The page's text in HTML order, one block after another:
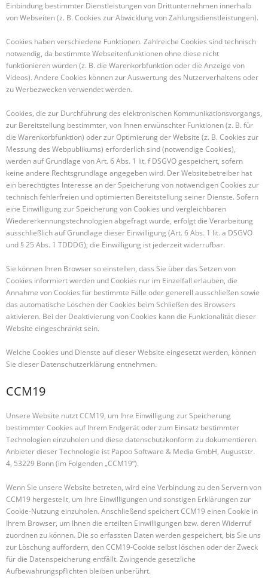
Einbindung bestimmter Dienstleistungen von Drittunternehmen innerhalb
von Webseiten (z. B. Cookies zur Abwicklung von Zahlungsdienstleistungen).
Cookies haben verschiedene Funktionen. Zahlreiche Cookies sind technisch
notwendig, da bestimmte Webseitenfunktionen ohne diese nicht
funktionieren würden (z. B. die Warenkorbfunktion oder die Anzeige von
Videos). Andere Cookies können zur Auswertung des Nutzerverhaltens oder
zu Werbezwecken verwendet werden.
Cookies, die zur Durchführung des elektronischen Kommunikationsvorgangs,
zur Bereitstellung bestimmter, von Ihnen erwünschter Funktionen (z. B. für
die Warenkorbfunktion) oder zur Optimierung der Website (z. B. Cookies zur
Messung des Webpublikums) erforderlich sind (notwendige Cookies),
werden auf Grundlage von Art. 6 Abs. 1 lit. f DSGVO gespeichert, sofern
keine andere Rechtsgrundlage angegeben wird. Der Websitebetreiber hat
ein berechtigtes Interesse an der Speicherung von notwendigen Cookies zur
technisch fehlerfreien und optimierten Bereitstellung seiner Dienste. Sofern
eine Einwilligung zur Speicherung von Cookies und vergleichbaren
Wiedererkennungstechnologien abgefragt wurde, erfolgt die Verarbeitung
ausschließlich auf Grundlage dieser Einwilligung (Art. 6 Abs. 1 lit. a DSGVO
und § 25 Abs. 1 TDDDG); die Einwilligung ist jederzeit widerrufbar.
Sie können Ihren Browser so einstellen, dass Sie über das Setzen von
Cookies informiert werden und Cookies nur im Einzelfall erlauben, die
Annahme von Cookies für bestimmte Fälle oder generell ausschließen sowie
das automatische Löschen der Cookies beim Schließen des Browsers
aktivieren. Bei der Deaktivierung von Cookies kann die Funktionalität dieser
Website eingeschränkt sein.
Welche Cookies und Dienste auf dieser Website eingesetzt werden, können
Sie dieser Datenschutzerklärung entnehmen.
CCM19
Unsere Website nutzt CCM19, um Ihre Einwilligung zur Speicherung
bestimmter Cookies auf Ihrem Endgerät oder zum Einsatz bestimmter
Technologien einzuholen und diese datenschutzkonform zu dokumentieren.
Anbieter dieser Technologie ist Papoo Software & Media GmbH, Auguststr.
4, 53229 Bonn (im Folgenden „CCM19“).
Wenn Sie unsere Website betreten, wird eine Verbindung zu den Servern von
CCM19 hergestellt, um Ihre Einwilligungen und sonstigen Erklärungen zur
Cookie-Nutzung einzuholen. Anschließend speichert CCM19 einen Cookie in
Ihrem Browser, um Ihnen die erteilten Einwilligungen bzw. deren Widerruf
zuordnen zu können. Die so erfassten Daten werden gespeichert, bis Sie uns
zur Löschung auffordern, den CCM19-Cookie selbst löschen oder der Zweck
für die Datenspeicherung entfällt. Zwingende gesetzliche
Aufbewahrungspflichten bleiben unberührt.